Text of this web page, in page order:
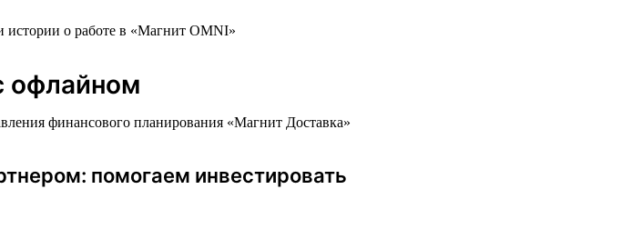
офлайном
финансового планирования «Магнит Доставка»
помогаем инвестировать